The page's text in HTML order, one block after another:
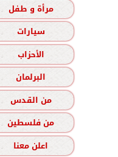
مرأة و طفل
سيارات
الأحزاب
البرلمان
من القدس
من فلسطين
اعلن معنا